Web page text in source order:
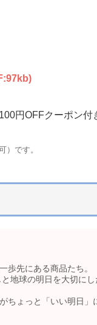
円OFFクーポン付
）です。
歩先にある商品たち。
地球の明日を大切に
ちょっと「いい明日」